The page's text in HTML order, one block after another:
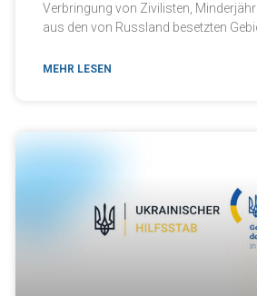
Verbringung von Zivilisten,
aus den von Russland besetzten
MEHR LESEN